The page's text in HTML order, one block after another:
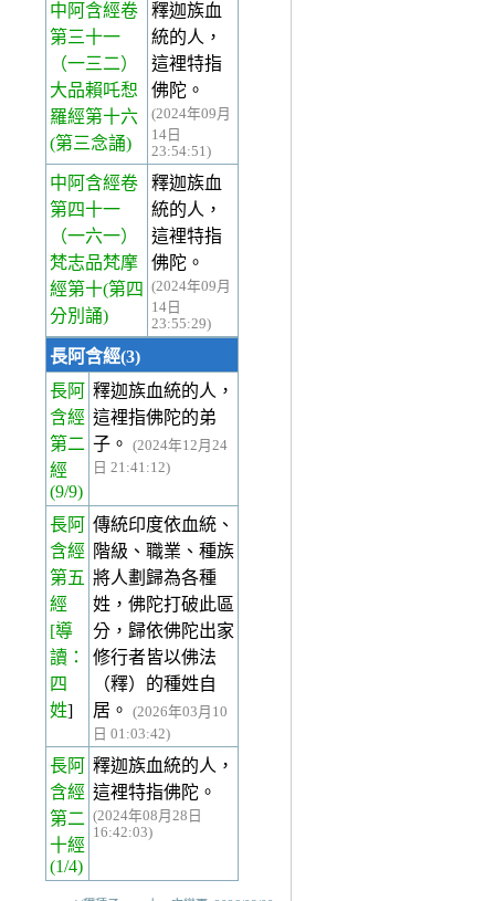
中阿含經卷
第三十一
（一三二）
大品賴吒惒
羅經第十六
(第三念誦)
釋迦族血
統的人，
這裡特指
佛陀。
(2024年09月
14日
23:54:51)
中阿含經卷
第四十一
（一六一）
梵志品梵摩
經第十(第四
分別誦)
釋迦族血
統的人，
這裡特指
佛陀。
(2024年09月
14日
23:55:29)
長阿含經(3)
長阿
含經
第二
經
(9/9)
釋迦族血統的人，
這裡指佛陀的弟
子。
(2024年12月24
日 21:41:12)
長阿
含經
第五
經
[導
讀：
四
姓]
傳統印度依血統、
階級、職業、種族
將人劃歸為各種
姓，佛陀打破此區
分，歸依佛陀出家
修行者皆以佛法
（釋）的種姓自
居。
(2026年03月10
日 01:03:42)
長阿
含經
第二
十經
(1/4)
釋迦族血統的人，
這裡特指佛陀。
(2024年08月28日
16:42:03)